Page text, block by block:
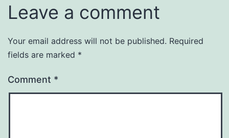
Leave a comment
Your email address will not be published. Required
fields are marked *
Comment *